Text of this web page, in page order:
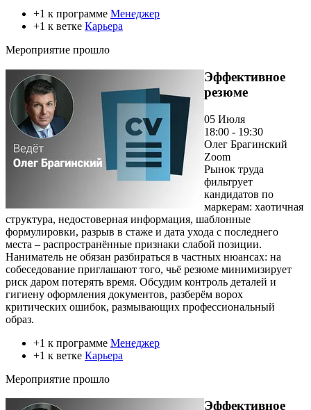
+1 к программе Менеджер
+1 к ветке Карьера
Мероприятие прошло
Эффективное
резюме
05 Июля
18:00 - 19:30
Олег Брагинский
Zoom
Рынок труда
фильтрует
кандидатов по
маркерам: хаотичная
структура, недостоверная информация, шаблонные
формулировки, разрыв в стаже и дата ухода с последнего
места – распространённые признаки слабой позиции.
Наниматель не обязан разбираться в частных нюансах: на
собеседование приглашают того, чьё резюме минимизирует
риск даром потерять время. Обсудим контроль деталей и
гигиену оформления документов, разберём ворох
критических ошибок, размывающих профессиональный
образ.
+1 к программе Менеджер
+1 к ветке Карьера
Мероприятие прошло
Эффективное